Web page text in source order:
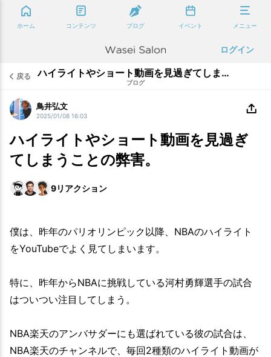
ホーム コンテンツ ブログ イベント メニュー
ログイン
戻る ハイライトやショート動画を見過ぎてしまうことの弊害。
ブログ
鳥井弘文
2025/01/08 16:03
ハイライトやショート動画を見過ぎ
てしまうことの弊害。
9リアクション
僕は、昨年のパリオリンピック以降、NBAのハイライト
をYouTubeでよく見てしまいます。
特に、昨年からNBAに挑戦している河村勇輝選手の試合
はついつい注目してしまう。
NBA楽天のアンバサダーにも選ばれている彼の試合は、
NBA楽天のチャンネルで、毎回2種類のハイライト動画が